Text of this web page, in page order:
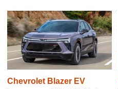
Chevrolet Blazer EV